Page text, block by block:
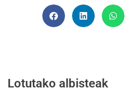
Lotutako albisteak